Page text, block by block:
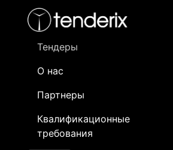
Тендеры
О нас
Партнеры
Квалификационные
требования
- активный лот
- сохраненный лот (не опубликован)
Закупка: Кабель ВВГ
[Завершен]
Победитель выбран